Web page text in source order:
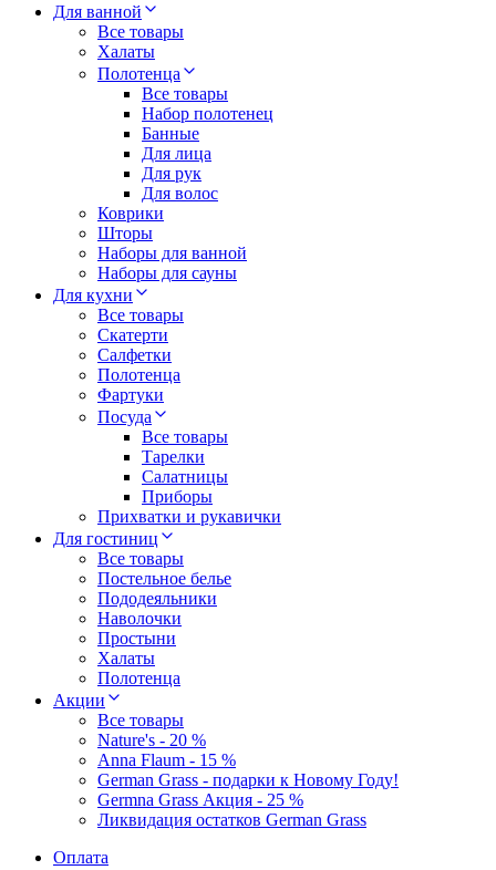
Для ванной
Все товары
Халаты
Полотенца
Все товары
Набор полотенец
Банные
Для лица
Для рук
Для волос
Коврики
Шторы
Наборы для ванной
Наборы для сауны
Для кухни
Все товары
Скатерти
Салфетки
Полотенца
Фартуки
Посуда
Все товары
Тарелки
Салатницы
Приборы
Прихватки и рукавички
Для гостиниц
Все товары
Постельное белье
Пододеяльники
Наволочки
Простыни
Халаты
Полотенца
Акции
Все товары
Nature's - 20 %
Anna Flaum - 15 %
German Grass - подарки к Новому Году!
Germna Grass Акция - 25 %
Ликвидация остатков German Grass
Оплата